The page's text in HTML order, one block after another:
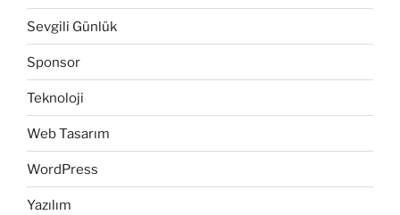
Sevgili Günlük
Sponsor
Teknoloji
Web Tasarım
WordPress
Yazılım